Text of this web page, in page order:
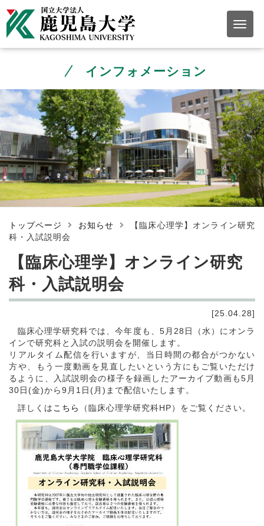
インフォメーション
トップページ お知らせ
【臨床心理学】オンライン研究
科・入試説明会
【臨床心理学】オンライン研究
科・入試説明会
[25.04.28]
臨床心理学研究科では、今年度も、5月28日（水）にオンラ
インで研究科と入試の説明会を開催します。
リアルタイム配信を行いますが、当日時間の都合がつかない
方や、もう一度動画を見直したいという方にもご覧いただけ
るように、入試説明会の様子を録画したアーカイブ動画も5月
30日(金)から9月1日(月)まで配信いたします。
詳しくは こちら （臨床心理学研究科HP）をご覧ください。